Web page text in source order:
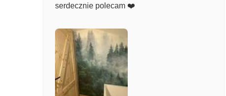
serdecznie polecam ❤️